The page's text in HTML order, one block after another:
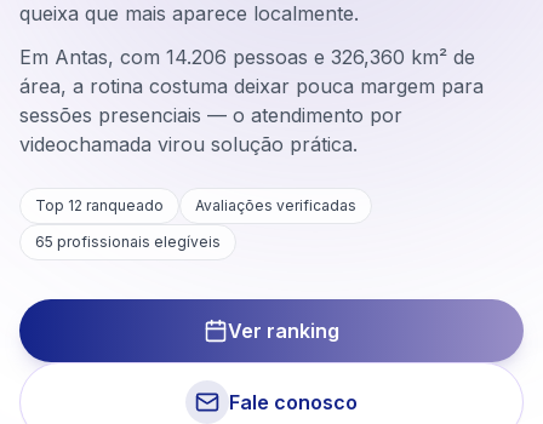
queixa que mais aparece localmente.
Em Antas, com 14.206 pessoas e 326,360 km² de
área, a rotina costuma deixar pouca margem para
sessões presenciais — o atendimento por
videochamada virou solução prática.
Top 12 ranqueado
Avaliações verificadas
65 profissionais elegíveis
Ver ranking
Fale conosco